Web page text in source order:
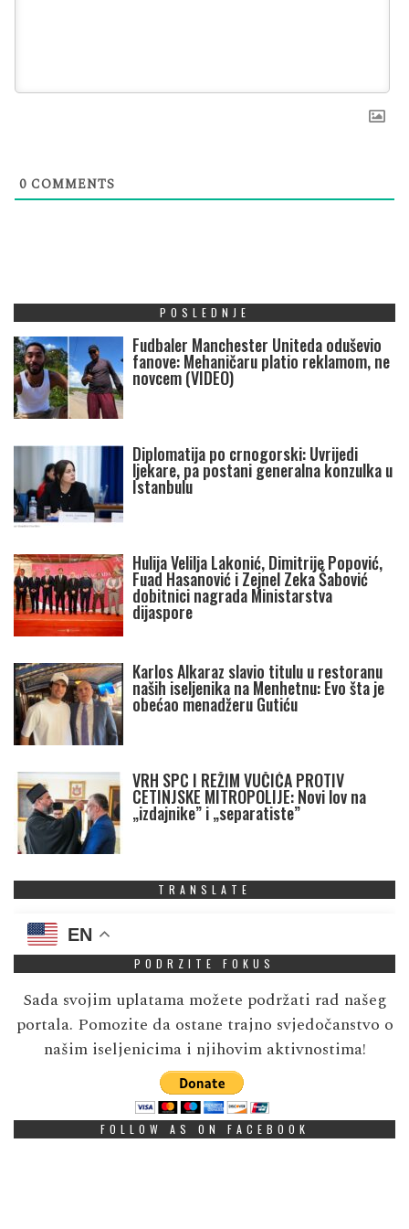
0 COMMENTS
POSLEDNJE
Fudbaler Manchester Uniteda oduševio
fanove: Mehaničaru platio reklamom, ne
novcem (VIDEO)
Diplomatija po crnogorski: Uvrijedi
ljekare, pa postani generalna konzulka u
Istanbulu
Hulija Velilja Lakonić, Dimitrije Popović,
Fuad Hasanović i Zejnel Zeka Šabović
dobitnici nagrada Ministarstva
dijaspore
Karlos Alkaraz slavio titulu u restoranu
naših iseljenika na Menhetnu: Evo šta je
obećao menadžeru Gutiću
VRH SPC I REŽIM VUČIĆA PROTIV
CETINJSKE MITROPOLIJE: Novi lov na
„izdajnike” i „separatiste”
TRANSLATE
EN
PODRZITE FOKUS
Sada svojim uplatama možete podržati rad našeg
portala. Pomozite da ostane trajno svjedočanstvo o
našim iseljenicima i njihovim aktivnostima!
FOLLOW AS ON FACEBOOK